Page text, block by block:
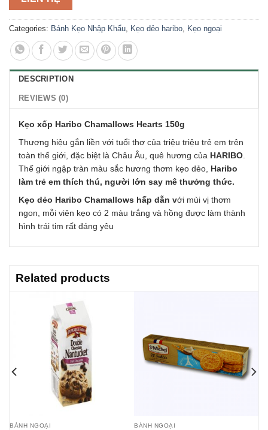
Categories: Bánh Kẹo Nhập Khẩu, Kẹo dẻo haribo, Kẹo ngoại
DESCRIPTION
REVIEWS (0)
Kẹo xốp Haribo Chamallows Hearts 150g
Thương hiệu gắn liền với tuổi thơ của triệu triệu trẻ em trên
toàn thế giới, đặc biệt là Châu Âu, quê hương của HARIBO
Thế giới ngập tràn màu sắc hương thơm kẹo dẻo, Haribo
làm trẻ em thích thú, người lớn say mê thưởng thức.
Kẹo dẻo Haribo Chamallows hấp dẫn với mùi vị thơm
ngon, mỗi viên kẹo có 2 màu trắng và hồng được làm thành
hình trái tim rất đáng yêu
Related products
BÁNH NGOẠI BÁNH NGOẠI